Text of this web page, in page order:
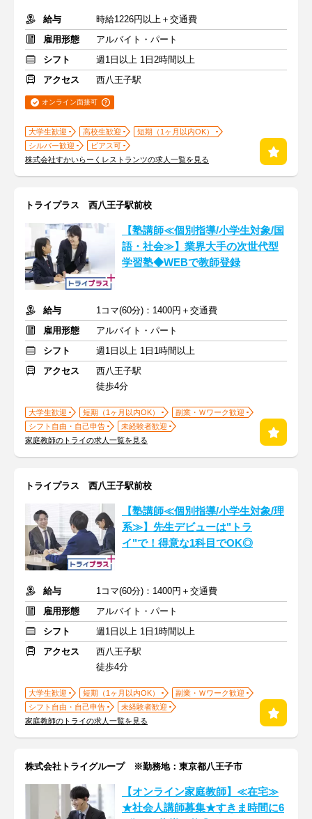
給与
時給1226円以上＋交通費
雇用形態
アルバイト・パート
シフト
週1日以上 1日2時間以上
アクセス
西八王子駅
オンライン面接可
大学生歓迎 高校生歓迎
短期（1ヶ月以内OK）
シルバー歓迎
ピアス可
株式会社すかいらーくレストランツの求人一覧を見る
トライプラス 西八王子駅前校
【塾講師≪個別指導/小学生対象/国
語・社会≫】業界大手の次世代型
学習塾◆WEBで教師登録
給与
1コマ(60分)：1400円＋交通費
雇用形態
アルバイト・パート
シフト
週1日以上 1日1時間以上
アクセス
西八王子駅
徒歩4分
大学生歓迎 短期（1ヶ月以内OK）
副業・Ｗワーク歓迎
シフト自由・自己申告
未経験者歓迎
家庭教師のトライの求人一覧を見る
トライプラス 西八王子駅前校
【塾講師≪個別指導/小学生対象/理
系≫】先生デビューは"トラ
イ"で！得意な1科目でOK◎
給与
1コマ(60分)：1400円＋交通費
雇用形態
アルバイト・パート
シフト
週1日以上 1日1時間以上
アクセス
西八王子駅
徒歩4分
大学生歓迎 短期（1ヶ月以内OK）
副業・Ｗワーク歓迎
シフト自由・自己申告
未経験者歓迎
家庭教師のトライの求人一覧を見る
株式会社トライグループ ※勤務地：東京都八王子市
【オンライン家庭教師】≪在宅≫
★社会人講師募集★すきま時間に6